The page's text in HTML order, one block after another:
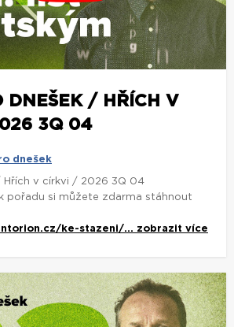
DNEŠEK / HŘÍCH V
3Q 04
dnešek
Hřích v církvi / 2026 3Q 04
pořadu si můžete zdarma stáhnout
ke-stazeni/... zobrazit více